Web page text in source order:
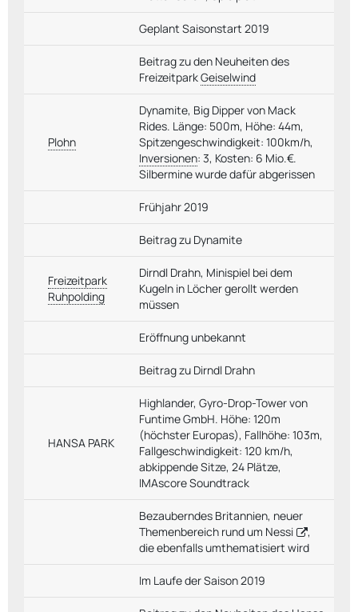
Geplant Saisonstart 2019
Beitrag zu den Neuheiten des
FreizeitparkGeiselwind
Plohn
Dynamite, Big Dipper von Mack
Rides. Länge: 500m, Höhe: 44m,
Spitzengeschwindigkeit: 100km/h,
Inversionen: 3, Kosten: 6 Mio.€.
Silbermine wurde dafür abgerissen
Frühjahr 2019
Beitrag zu Dynamite
Freizeitpark
Ruhpolding
Dirndl Drahn, Minispiel bei dem
Kugeln in Löcher gerollt werden
müssen
Eröffnung unbekannt
Beitrag zu Dirndl Drahn
HANSA PARK
Highlander, Gyro-Drop-Tower von
Funtime GmbH. Höhe: 120m
(höchster Europas), Fallhöhe: 103m,
Fallgeschwindigkeit: 120 km/h,
abkippende Sitze, 24 Plätze,
IMAscore Soundtrack
Bezauberndes Britannien, neuer
Themenbereich rund um Nessi
,
die ebenfalls umthematisiert wird
Im Laufe der Saison 2019